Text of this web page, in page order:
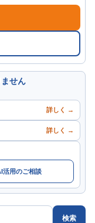
せん
詳しく →
詳しく →
活用のご相談
検索